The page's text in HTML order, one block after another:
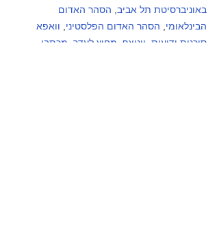
באוניברסיטת תל אביב, הסהר האדום
הבינלאומי, הסהר האדום הפלסטיני, וואפא
סוכנות ידיעות יוניצף מחוץ לעדר מכתבי